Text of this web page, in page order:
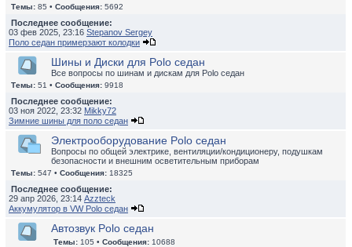
Темы: 85 • Сообщения: 5692
Последнее сообщение:
03 фев 2025, 23:16 Stepanov Sergey
Поло седан примерзают колодки
Шины и Диски для Polo седан
Все вопросы по шинам и дискам для Polo седан
Темы: 51 • Сообщения: 9918
Последнее сообщение:
03 ноя 2022, 23:32 Mikky72
Зимние шины для поло седан
Электрооборудование Polo седан
Вопросы по общей электрике, вентиляции/кондиционеру, подушкам
безопасности и внешним осветительным приборам
Темы: 547 • Сообщения: 18325
Последнее сообщение:
29 апр 2026, 23:14 Azzteck
Аккумулятор в VW Polo седан
Автозвук Polo седан
Темы: 105 • Сообщения: 10688